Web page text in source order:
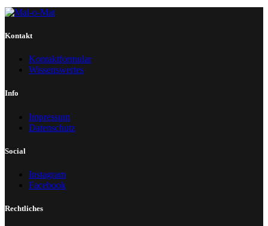
Kontakt
Kontaktformular
Wissenswertes
Info
Impressum
Datenschutz
Social
Instagram
Facebook
Rechtliches